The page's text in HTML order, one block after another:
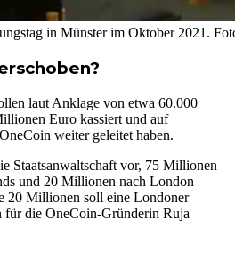
in Münster im Oktober 2021.
laut Anklage von etwa 60.000
Euro kassiert und auf
weiter geleitet haben.
Staatsanwaltschaft vor, 75 Millionen
und 20 Millionen nach London
20 Millionen soll eine Londoner
die OneCoin-Gründerin Ruja